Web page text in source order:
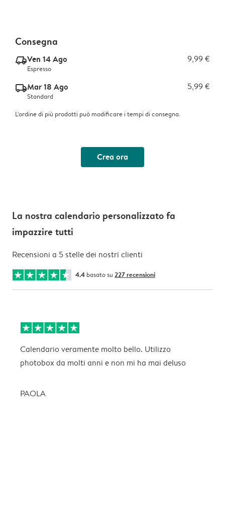
Consegna
delivery_express_v2Ven 14 Ago 9,99 €
Espresso
delivery_standard_v2Mar 18 Ago 5,99 €
Standard
L'ordine di più prodotti può modificare i tempi di consegna.
Crea ora
La nostra calendario personalizzato fa
impazzire tutti
Recensioni a 5 stelle dei nostri clienti
4.4 basato su 227 recensioni
Calendario veramente molto bello. Utilizzo
photobox da molti anni e non mi ha mai deluso
PAOLA